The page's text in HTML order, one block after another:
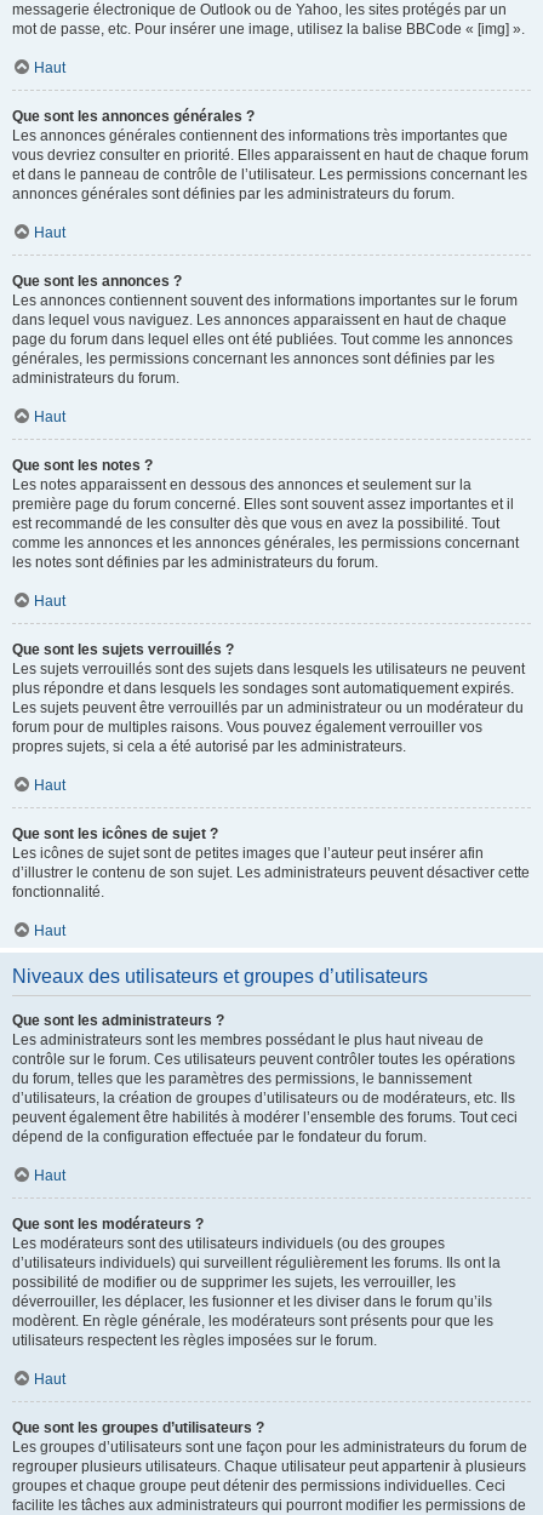
messagerie électronique de Outlook ou de Yahoo, les sites protégés par un
mot de passe, etc. Pour insérer une image, utilisez la balise BBCode « [img] ».
Haut
Que sont les annonces générales ?
Les annonces générales contiennent des informations très importantes que
vous devriez consulter en priorité. Elles apparaissent en haut de chaque forum
et dans le panneau de contrôle de l’utilisateur. Les permissions concernant les
annonces générales sont définies par les administrateurs du forum.
Haut
Que sont les annonces ?
Les annonces contiennent souvent des informations importantes sur le forum
dans lequel vous naviguez. Les annonces apparaissent en haut de chaque
page du forum dans lequel elles ont été publiées. Tout comme les annonces
générales, les permissions concernant les annonces sont définies par les
administrateurs du forum.
Haut
Que sont les notes ?
Les notes apparaissent en dessous des annonces et seulement sur la
première page du forum concerné. Elles sont souvent assez importantes et il
est recommandé de les consulter dès que vous en avez la possibilité. Tout
comme les annonces et les annonces générales, les permissions concernant
les notes sont définies par les administrateurs du forum.
Haut
Que sont les sujets verrouillés ?
Les sujets verrouillés sont des sujets dans lesquels les utilisateurs ne peuvent
plus répondre et dans lesquels les sondages sont automatiquement expirés.
Les sujets peuvent être verrouillés par un administrateur ou un modérateur du
forum pour de multiples raisons. Vous pouvez également verrouiller vos
propres sujets, si cela a été autorisé par les administrateurs.
Haut
Que sont les icônes de sujet ?
Les icônes de sujet sont de petites images que l’auteur peut insérer afin
d’illustrer le contenu de son sujet. Les administrateurs peuvent désactiver cette
fonctionnalité.
Haut
Niveaux des utilisateurs et groupes d’utilisateurs
Que sont les administrateurs ?
Les administrateurs sont les membres possédant le plus haut niveau de
contrôle sur le forum. Ces utilisateurs peuvent contrôler toutes les opérations
du forum, telles que les paramètres des permissions, le bannissement
d’utilisateurs, la création de groupes d’utilisateurs ou de modérateurs, etc. Ils
peuvent également être habilités à modérer l’ensemble des forums. Tout ceci
dépend de la configuration effectuée par le fondateur du forum.
Haut
Que sont les modérateurs ?
Les modérateurs sont des utilisateurs individuels (ou des groupes
d’utilisateurs individuels) qui surveillent régulièrement les forums. Ils ont la
possibilité de modifier ou de supprimer les sujets, les verrouiller, les
déverrouiller, les déplacer, les fusionner et les diviser dans le forum qu’ils
modèrent. En règle générale, les modérateurs sont présents pour que les
utilisateurs respectent les règles imposées sur le forum.
Haut
Que sont les groupes d’utilisateurs ?
Les groupes d’utilisateurs sont une façon pour les administrateurs du forum de
regrouper plusieurs utilisateurs. Chaque utilisateur peut appartenir à plusieurs
groupes et chaque groupe peut détenir des permissions individuelles. Ceci
facilite les tâches aux administrateurs qui pourront modifier les permissions de